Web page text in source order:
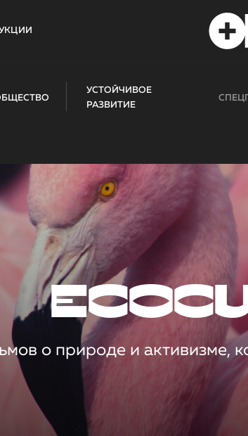
УСТОЙЧИВОЕ
РАЗВИТИЕ
о природе и активизме,